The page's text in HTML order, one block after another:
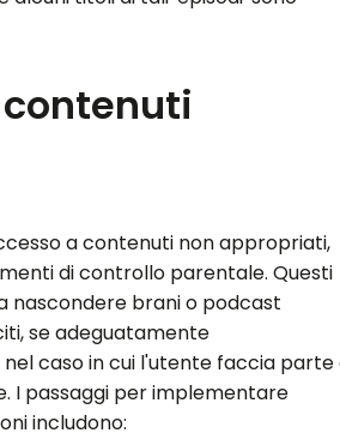
a contenuti non appropriati,
di controllo parentale. Questi
nascondere brani o podcast
se adeguatamente
caso in cui l'utente faccia parte
I passaggi per implementare
includono: